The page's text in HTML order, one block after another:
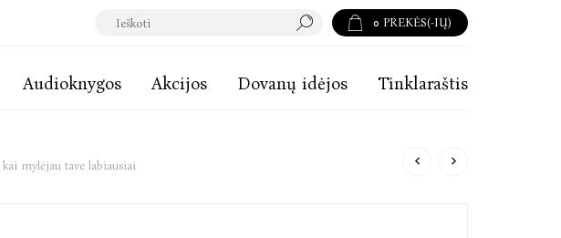
0 PREKĖS(-IŲ)
Audioknygos Akcijos Dovanų idėjos Tinklaraštis
mylėjau tave labiausiai